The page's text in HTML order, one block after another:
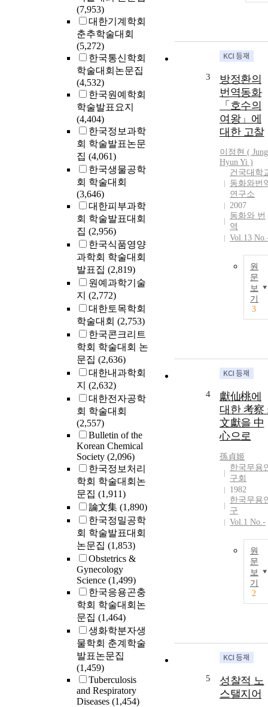
(7,953)
대한기계학회
춘추학술대회
(5,272)
한국통신학회
학술대회논문집
(4,532)
한국원예학회
학술발표요지
(4,404)
한국정보과학
회 학술발표논문
집 (4,061)
한국생물공학
회 학술대회
(3,646)
대한피부과학
회 학술발표대회
집 (2,956)
한국식품영양
과학회 학술대회
발표집 (2,819)
원예과학기술
지 (2,772)
대한토목학회
학술대회 (2,753)
한국콘크리트
학회 학술대회 논
문집 (2,636)
대한내과학회
지 (2,632)
대한전자공학
회 학술대회
(2,557)
Bulletin of the
Korean Chemical
Society (2,096)
한국정보처리
학회 학술대회논
문집 (1,911)
論文集 (1,890)
한국정밀공학
회 학술발표대회
논문집 (1,853)
Obstetrics &
Gynecology
Science (1,499)
한국응용곤충
학회 학술대회논
문집 (1,464)
생화학분자생
물학회 춘계학술
발표논문집
(1,459)
Tuberculosis
and Respiratory
Diseases (1,454)
3
방정환의
번역동화
「호수의
여왕」에
대한 고찰
이정현 ( Jung
Hyun Yi )
건국대학
동화와번
연구소
2007
동화와 번
역
Vol.13
원
문
보
기
3
4
獻仙桃에
대한 考察
文獻을 中
心으로
孫貞姬
한국무용
구회
1982
한국무용
구
Vol.1 No.-
원
문
보
기
2
5
성찰적 노
스탤지어